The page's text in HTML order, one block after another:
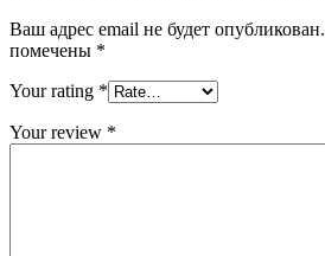
Ваш адрес email не будет опубликован.
помечены *
Your rating *
Your review *